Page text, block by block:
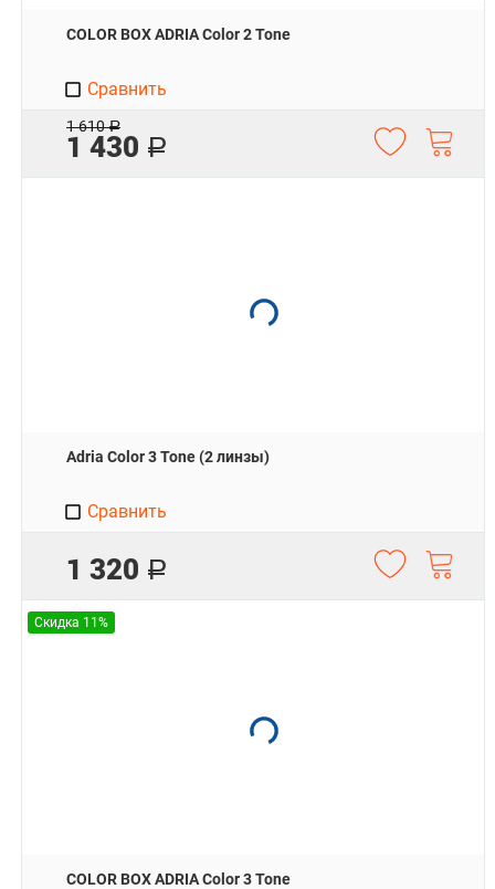
COLOR BOX ADRIA Color 2 Tone
1 610 Р
1 430 Р
Сравнить
Adria Color 3 Tone (2 линзы)
1 320 Р
Сравнить
Скидка 11%
COLOR BOX ADRIA Color 3 Tone